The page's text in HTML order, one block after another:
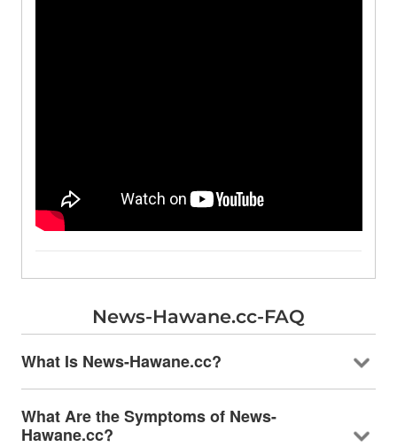
News-Hawane.cc-FAQ
What Is News-Hawane.cc?
What Are the Symptoms of News-
Hawane.cc?